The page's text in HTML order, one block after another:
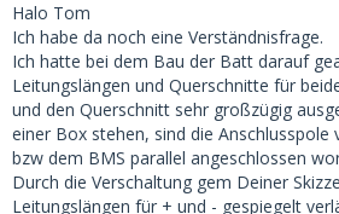
Halo Tom
Ich habe da noch eine Verständnisfrage.
Ich hatte bei dem Bau der Batt darauf
Leitungslängen und Querschnitte für
und den Querschnitt sehr großzügig
einer Box stehen, sind die Anschlusspole
bzw dem BMS parallel angeschlossen
Durch die Verschaltung gem Deiner
Leitungslängen für + und - gespiegelt